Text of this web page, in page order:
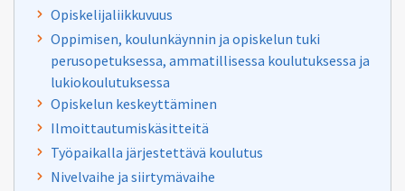
Opiskelijaliikkuvuus
Oppimisen, koulunkäynnin ja opiskelun tuki
perusopetuksessa, ammatillisessa koulutuksessa ja
lukiokoulutuksessa
Opiskelun keskeyttäminen
Ilmoittautumiskäsitteitä
Työpaikalla järjestettävä koulutus
Nivelvaihe ja siirtymävaihe